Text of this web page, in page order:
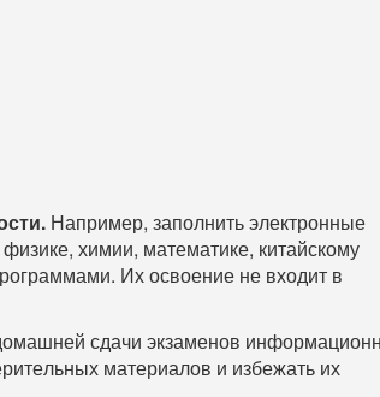
Например, заполнить электронные
химии, математике, китайскому
Их освоение не входит в
сдачи экзаменов
материалов и избежать их